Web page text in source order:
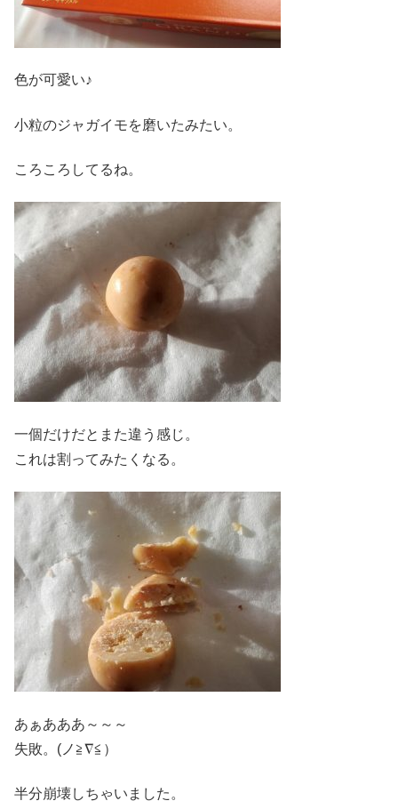
色が可愛い♪
小粒のジャガイモを磨いたみたい。
ころころしてるね。
一個だけだとまた違う感じ。
これは割ってみたくなる。
あぁあああ～～～
失敗。(ノ≧∇≦）
半分崩壊しちゃいました。